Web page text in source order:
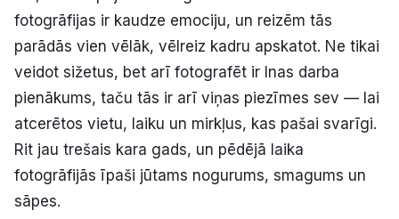
fotogrāfijas ir kaudze emociju, un reizēm tās
parādās vien vēlāk, vēlreiz kadru apskatot. Ne tikai
veidot sižetus, bet arī fotografēt ir Inas darba
pienākums, taču tās ir arī viņas piezīmes sev — lai
atcerētos vietu, laiku un mirkļus, kas pašai svarīgi.
Rit jau trešais kara gads, un pēdējā laika
fotogrāfijās īpaši jūtams nogurums, smagums un
sāpes.